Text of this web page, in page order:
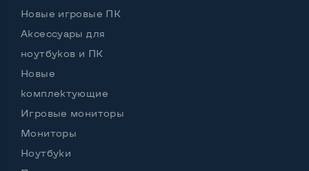
Возможности видеокарты:
Тип видеокарты
Видеопроцессор ноутбука
Размер видеопамяти, Гб
Новые игровые ПК
Аксессуары для
ноутбуков и ПК
Новые
комплектующие
Игровые мониторы
Мониторы
Ноутбуки